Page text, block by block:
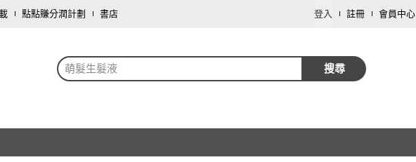
點點賺分潤計劃 書店 登入 註冊 會員中心
萌髮生髮液 搜尋